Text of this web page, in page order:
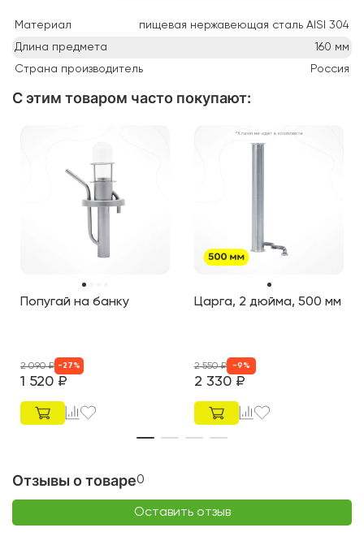
Материал
пищевая нержавеющая сталь AISI 304
Длина предмета
160 мм
Страна производитель
Россия
С этим товаром часто покупают:
Попугай на банку
1 520 ₽
2 090₽ - 27 %
Царга, 2 дюйма, 500 мм
2 330 ₽
2 550₽ -9 %
Отзывы о товаре0
Оставить отзыв